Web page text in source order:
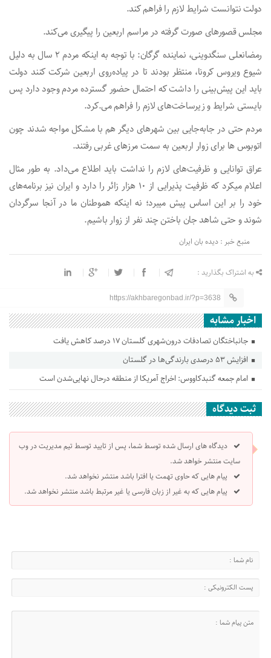
دولت نتوانست شرایط لازم را فراهم کند.
مجلس قصورهای صورت گرفته در مراسم اربعین را پیگیری می‌کند.
رمضانعلی سنگدوینی، نماینده گرگان: با توجه به اینکه مردم ۲ سال به دلیل
شیوع ویروس کرونا، منتظر بودند تا در پیاده‌روی اربعین شرکت کنند دولت
باید این پیش‌بینی را داشت که احتمال حضور گسترده مردم وجود دارد پس
بایستی شرایط و زیرساخت‌های لازم را فراهم می.کرد.
مردم حتی در جابه‌جایی بین شهرهای دیگر هم با مشکل مواجه شدند چون
اتوبوس ها برای زوار اربعین به سمت مرزهای غربی رفتند.
عراق توانایی و ظرفیت‌های لازم را نداشت باید اطلاع می‌داد. به طور مثال
اعلام میکرد که ظرفیت پذیرایی از ۱۰ هزار زائر را دارد و ایران نیز برنامه‌های
خود را بر این اساس پیش میبرد؛ نه اینکه هموطنان ما در آنجا سرگردان
شوند و حتی شاهد جان باختن چند نفر از زوار باشیم.
منبع خبر : دیده بان ایران
به اشتراک بگذارید :
https://akhbaregonbad.ir/?p=3638
اخبار مشابه
جانباختگان تصادفات درون‌شهری گلستان ۱۷ درصد کاهش یافت
افزایش ۵۳ درصدی بارندگی‌ها در گلستان
امام جمعه گنبدکاووس: اخراج آمریکا از منطقه درحال نهایی‌شدن است
ثبت دیدگاه
دیدگاه های ارسال شده توسط شما، پس از تایید توسط تیم مدیریت در وب
سایت منتشر خواهد شد.
پیام هایی که حاوی تهمت یا افترا باشد منتشر نخواهد شد.
پیام هایی که به غیر از زبان فارسی یا غیر مرتبط باشد منتشر نخواهد شد.